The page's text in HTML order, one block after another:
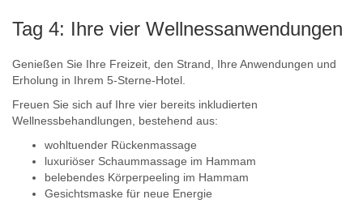
Tag 4: Ihre vier Wellnessanwendungen
Genießen Sie Ihre Freizeit, den Strand, Ihre Anwendungen und
Erholung in Ihrem 5-Sterne-Hotel.
Freuen Sie sich auf Ihre vier bereits inkludierten
Wellnessbehandlungen, bestehend aus:
wohltuender Rückenmassage
luxuriöser Schaummassage im Hammam
belebendes Körperpeeling im Hammam
Gesichtsmaske für neue Energie